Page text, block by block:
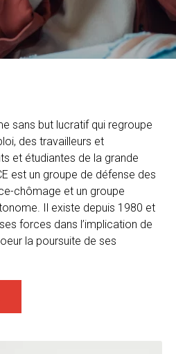
sans but lucratif qui regroupe
des travailleurs et
et étudiantes de la grande
est un groupe de défense des
chômage et un groupe
Il existe depuis 1980 et
forces dans l’implication de
la poursuite de ses